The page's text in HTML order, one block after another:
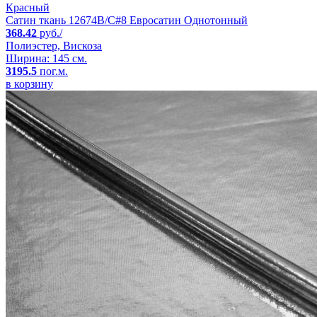
Красный
Сатин ткань 12674B/C#8 Евросатин Однотонный
368.42 руб./
Полиэстер, Вискоза
Ширина: 145 см.
3195.5 пог.м.
в корзину